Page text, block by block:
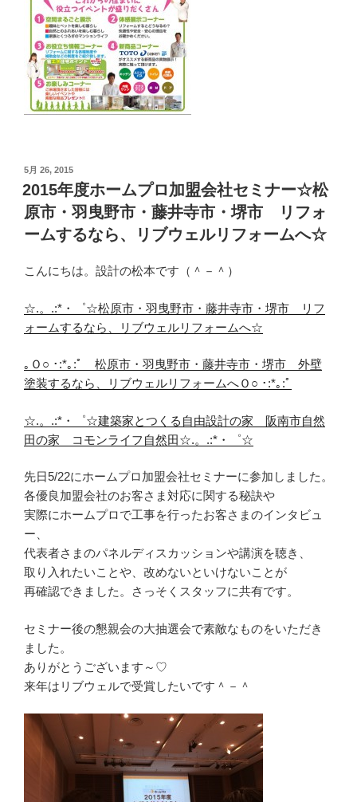
投
稿
日:
5月 26, 2015
2015年度ホームプロ加盟会社セミナー☆松
原市・羽曳野市・藤井寺市・堺市 リフォ
ームするなら、リブウェルリフォームへ☆
こんにちは。設計の松本です（＾－＾）
☆.。.:*・゜☆松原市・羽曳野市・藤井寺市・堺市 リフ
ォームするなら、リブウェルリフォームへ☆
｡Ｏ○ ･:*｡:ﾟ 松原市・羽曳野市・藤井寺市・堺市 外壁
塗装するなら、リブウェルリフォームへＯ○ ･:*｡:ﾟ
☆.。.:*・゜☆建築家とつくる自由設計の家 阪南市自然
田の家 コモンライフ自然田☆.。.:*・゜☆
先日5/22にホームプロ加盟会社セミナーに参加しました。
各優良加盟会社のお客さま対応に関する秘訣や
実際にホームプロで工事を行ったお客さまのインタビュ
ー、
代表者さまのパネルディスカッションや講演を聴き、
取り入れたいことや、改めないといけないことが
再確認できました。さっそくスタッフに共有です。
セミナー後の懇親会の大抽選会で素敵なものをいただき
ました。
ありがとうございます～♡
来年はリブウェルで受賞したいです＾－＾